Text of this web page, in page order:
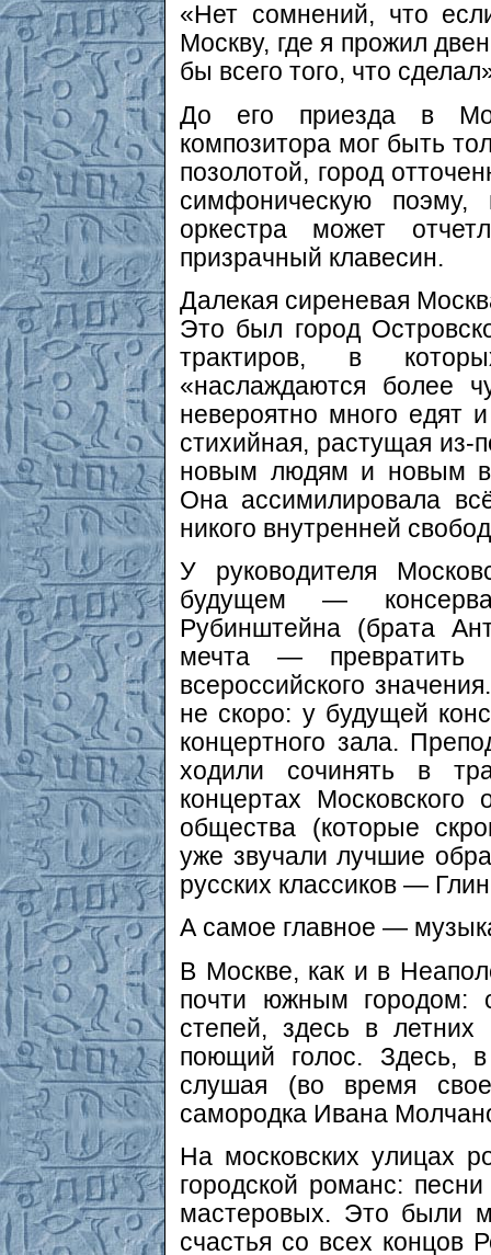
«Нет сомнений, что
Москву, где я прожил
бы всего того, что
До его приезда в
композитора мог быть
позолотой, город
симфоническую
оркестра может
призрачный клавесин.
Далекая сиреневая
Это был город
трактиров, в
«наслаждаются более
невероятно много
стихийная, растущая из-
новым людям и новым
Она ассимилировала
никого внутренней
У руководителя
будущем —
Рубинштейна (брата
мечта — превратить
всероссийского
не скоро: у будущей
концертного зала.
ходили сочинять в
концертах Московского
общества (которые
уже звучали лучшие
русских классиков —
А самое главное —
В Москве, как и в
почти южным городом:
степей, здесь в летних
поющий голос. Здесь,
слушая (во время
самородка Ивана
На московских улицах
городской романс:
мастеровых. Это были
счастья со всех концов